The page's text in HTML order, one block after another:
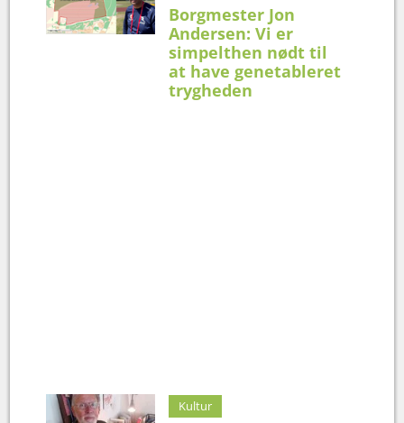
Borgmester Jon
Andersen: Vi er
simpelthen nødt til
at have genetableret
trygheden
Kultur